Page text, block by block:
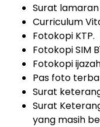
Surat
Curriculum
Fotokopi KTP.
Fotokopi SIM
Fotokopi
Pas foto
Surat
Surat
yang masih